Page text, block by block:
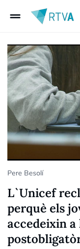
drag_handle
Pere Besolí
L`Unicef
perquè els
accedeixin